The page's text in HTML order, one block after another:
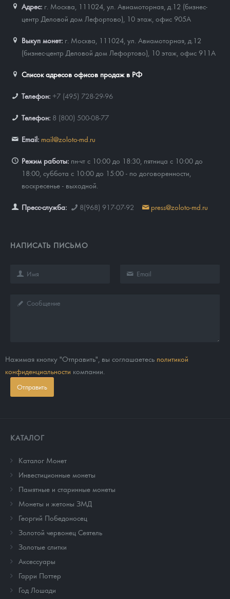
Адрес: г. Москва, 111024 ул. Авиамоторная, д.12 (бизнес-
центр Деловой дом Лефортово), 10 этаж, офис 905А
Выкуп монет: г. Москва, 111024, ул. Авиамоторная, д.12
(бизнес-центр Деловой дом Лефортово), 10 этаж, офис 911А
Список адресов офисов продаж в РФ
Телефон: +7 (495) 728-29-96
Телефон: 8 (800) 500-08-77
Email: mail@zoloto-md.ru
Режим работы: пн-чт с 10:00 до 18:30, пятница с 10:00 до
18:00, суббота с 10:00 до 15:00 - по договоренности,
воскресенье - выходной.
Пресс-служба: 8(968) 917-07-92 press@zoloto-md.ru
НАПИСАТЬ ПИСЬМО
Нажимая кнопку "Отправить", вы соглашаетесь политикой
конфиденциальности компании.
Отправить
КАТАЛОГ
Каталог Монет
Инвестиционные монеты
Памятные и старинные монеты
Монеты и жетоны ЗМД
Георгий Победоносец
Золотой червонец Сеятель
Золотые слитки
Аксессуары
Гарри Поттер
Год Лошади